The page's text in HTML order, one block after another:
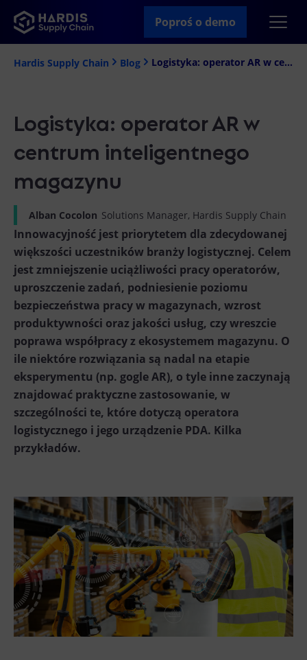
Poproś o demo
Hardis Supply Chain Blog Logistyka: operator AR w centrum inteligentnego magazynu
Logistyka: operator AR w
centrum inteligentnego
magazynu
Alban Cocolon Solutions Manager, Hardis Supply Chain
Innowacyjność jest priorytetem dla zdecydowanej
większości uczestników branży logistycznej. Celem
jest zmniejszenie uciążliwości pracy operatorów,
uproszczenie zadań, podniesienie poziomu
bezpieczeństwa pracy w magazynach, wzrost
produktywności oraz jakości usług, czy wreszcie
poprawa współpracy z ekosystemem magazynu. O
ile niektóre rozwiązania są nadal na etapie
eksperymentu (np. gogle AR), o tyle inne zaczynają
znajdować praktyczne zastosowanie, w
szczególności te, które dotyczą operatora
logistycznego i jego urządzenie PDA. Kilka
przykładów.